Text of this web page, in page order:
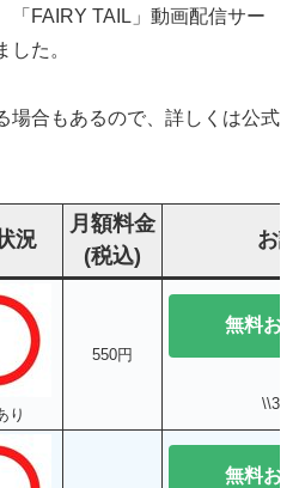
「FAIRY TAIL」動画配信サー
した。
場合もあるので、詳しくは公式
況
月額料金
(税込)
お
り
550円
無料お
\\31
無料お